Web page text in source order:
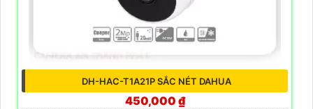
DH-HAC-T1A21P SẮC NÉT DAHUA
450,000 ₫